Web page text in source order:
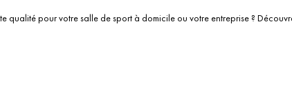
qualité pour votre salle de sport à domicile ou votre entreprise ?